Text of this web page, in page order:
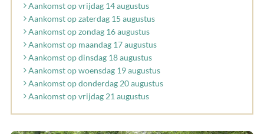
Aankomst op vrijdag 14 augustus
Aankomst op zaterdag 15 augustus
Aankomst op zondag 16 augustus
Aankomst op maandag 17 augustus
Aankomst op dinsdag 18 augustus
Aankomst op woensdag 19 augustus
Aankomst op donderdag 20 augustus
Aankomst op vrijdag 21 augustus